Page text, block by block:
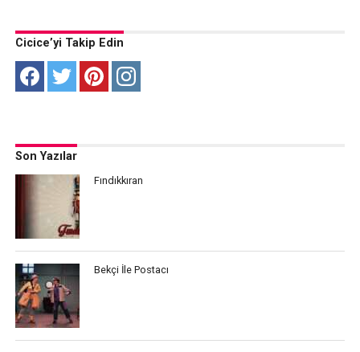
Cicice’yi Takip Edin
Son Yazılar
Fındıkkıran
Bekçi İle Postacı